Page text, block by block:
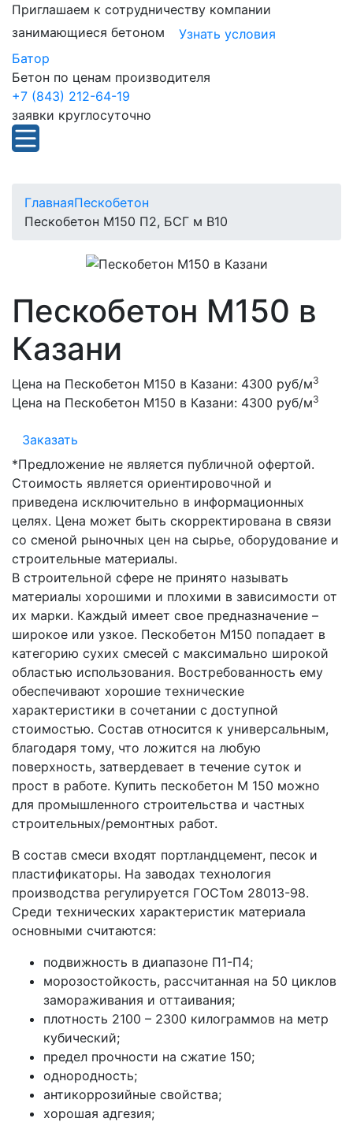
Приглашаем к сотрудничеству компании
занимающиеся бетоном
Узнать условия
Батор
Бетон по ценам производителя
+7 (843) 212-64-19
заявки круглосуточно
ГлавнаяПескобетон
Пескобетон М150 П2, БСГ м В10
Пескобетон М150 в
Казани
Цена на Пескобетон М150 в Казани: 4300 руб/м3
Цена на Пескобетон М150 в Казани: 4300 руб/м3
Заказать
*Предложение не является публичной офертой.
Стоимость является ориентировочной и
приведена исключительно в информационных
целях. Цена может быть скорректирована в связи
со сменой рыночных цен на сырье, оборудование и
строительные материалы.
В строительной сфере не принято называть
материалы хорошими и плохими в зависимости от
их марки. Каждый имеет свое предназначение –
широкое или узкое. Пескобетон М150 попадает в
категорию сухих смесей с максимально широкой
областью использования. Востребованность ему
обеспечивают хорошие технические
характеристики в сочетании с доступной
стоимостью. Состав относится к универсальным,
благодаря тому, что ложится на любую
поверхность, затвердевает в течение суток и
прост в работе. Купить пескобетон М 150 можно
для промышленного строительства и частных
строительных/ремонтных работ.
В состав смеси входят портландцемент, песок и
пластификаторы. На заводах технология
производства регулируется ГОСТом 28013-98.
Среди технических характеристик материала
основными считаются:
подвижность в диапазоне П1-П4;
морозостойкость, рассчитанная на 50 циклов
замораживания и оттаивания;
плотность 2100 – 2300 килограммов на метр
кубический;
предел прочности на сжатие 150;
однородность;
антикоррозийные свойства;
хорошая адгезия;